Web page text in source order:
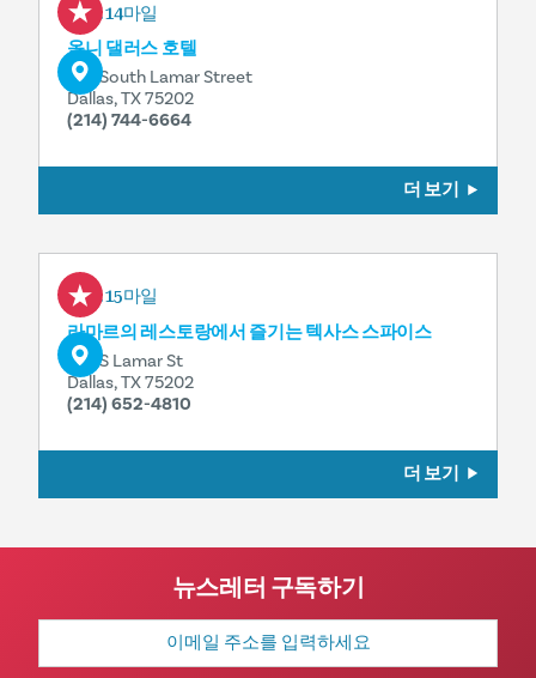
0.14마일
옴니 댈러스 호텔
555 South Lamar Street
Dallas, TX 75202
(214) 744-6664
더 보기
0.15마일
라마르의 레스토랑에서 즐기는 텍사스 스파이스
555 S Lamar St
Dallas, TX 75202
(214) 652-4810
더 보기
뉴스레터 구독하기
이
일